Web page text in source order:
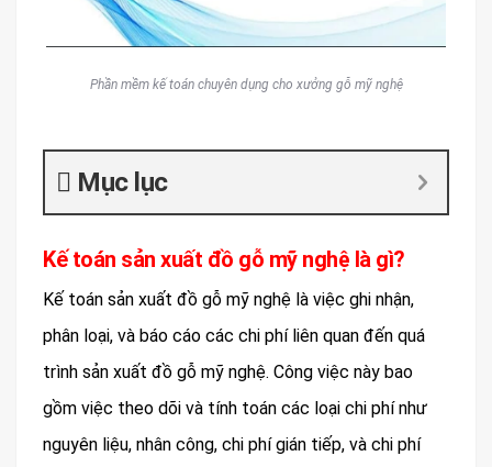
Phần mềm kế toán chuyên dụng cho xưởng gỗ mỹ nghệ
Mục lục
Kế toán sản xuất đồ gỗ mỹ nghệ là gì?
Kế toán sản xuất đồ gỗ mỹ nghệ là việc ghi nhận,
phân loại, và báo cáo các chi phí liên quan đến quá
trình sản xuất đồ gỗ mỹ nghệ. Công việc này bao
gồm việc theo dõi và tính toán các loại chi phí như
nguyên liệu, nhân công, chi phí gián tiếp, và chi phí